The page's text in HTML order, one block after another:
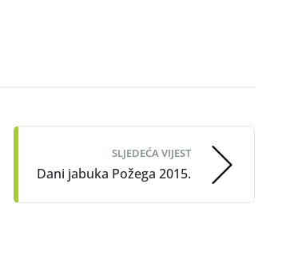
SLJEDEĆA VIJEST
Dani jabuka Požega 2015.